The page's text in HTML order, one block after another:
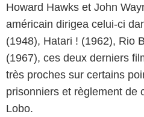
Howard Hawks et John
américain dirigea celui-ci
(1948), Hatari ! (1962), Rio
(1967), ces deux derniers
très proches sur certains
prisonniers et règlement de
Lobo.